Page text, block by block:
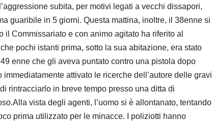
subita, per motivi legati a vecchi dissapori,
guaribile in 5 giorni. Questa mattina, inoltre, il 38enne si
il Commissariato e con animo agitato ha riferito al
pochi istanti prima, sotto la sua abitazione, era stato
enne che gli aveva puntato contro una pistola dopo
attivato le ricerche dell’autore delle gravi
rintracciarlo in breve tempo presso una ditta di
vista degli agenti, l’uomo si è allontanato, tentando
prima utilizzato per le minacce. I poliziotti hanno